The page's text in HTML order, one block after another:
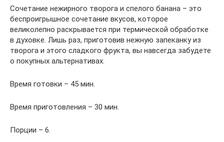
Сочетание нежирного творога и спелого банана – это
беспроигрышное сочетание вкусов, которое
великолепно раскрывается при термической обработке
в духовке. Лишь раз, приготовив нежную запеканку из
творога и этого сладкого фрукта, вы навсегда забудете
о покупных альтернативах.
Время готовки – 45 мин.
Время приготовления – 30 мин.
Порции – 6.